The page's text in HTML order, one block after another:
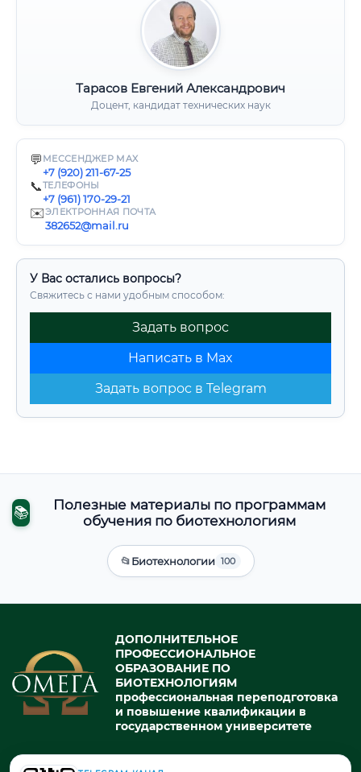
Тарасов Евгений Александрович
Доцент, кандидат технических наук
💬 МЕССЕНДЖЕР MAX
+7 (920) 211-67-25
📞ТЕЛЕФОНЫ
+7 (961) 170-29-21
✉️ЭЛЕКТРОННАЯ ПОЧТА
382652@mail.ru
У Вас остались вопросы?
Свяжитесь с нами удобным способом:
Задать вопрос
Написать в Max
Задать вопрос в Telegram
📚
Полезные материалы по программам
обучения по биотехнологиям
📂Биотехнологии 100
ДОПОЛНИТЕЛЬНОЕ
ПРОФЕССИОНАЛЬНОЕ
ОБРАЗОВАНИЕ ПО
БИОТЕХНОЛОГИЯМ
профессиональная переподготовка
и повышение квалификации в
государственном университете